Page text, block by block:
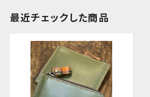
最近チェックした商品